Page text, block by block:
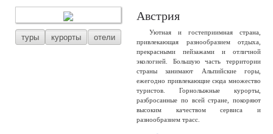
туры курорты отели
Австрия
Уютная и гостеприимная страна,
привлекающая разнообразием отдыха,
прекрасными пейзажами и отличной
экологией. Большую часть территории
страны занимают Альпийские горы,
ежегодно привлекающие сюда множество
туристов. Горнолыжные курорты,
разбросанные по всей стране, покоряют
высоким качеством сервиса и
разнообразием трасс.